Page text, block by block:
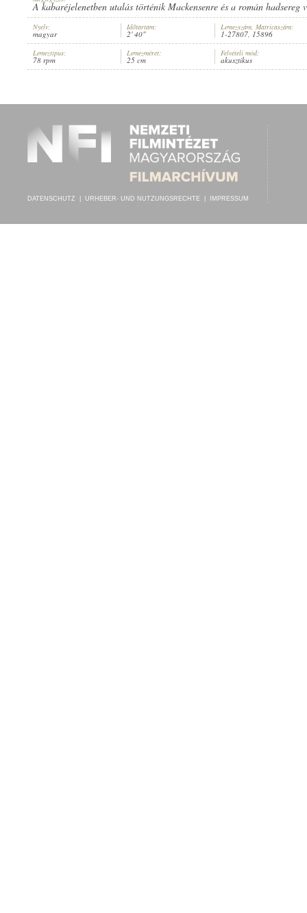
INTERPRET: FAVORITE MŰVÉSZSZEMÉLYZETE
A kabaréjelenetben utalás történik Mackensenre és a román hadsereg
Nyelv:
magyar
Időtartam:
2' 40"
Lemezszám, Matricaszám:
1-27807, 15896
Lemeztípus:
78 rpm
Lemezméret:
25 cm
Felvételi mód:
akusztikus
DATENSCHUTZ URHEBER- UND NUTZUNGSRECHTE IMPRESSUM